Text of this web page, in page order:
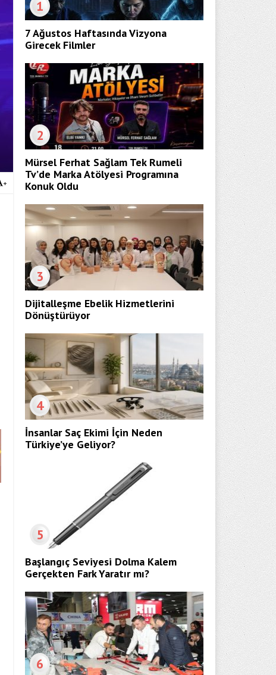
+
1
7 Ağustos Haftasında Vizyona
Girecek Filmler
2
Mürsel Ferhat Sağlam Tek Rumeli
Tv’de Marka Atölyesi Programına
Konuk Oldu
3
Dijitalleşme Ebelik Hizmetlerini
Dönüştürüyor
4
İnsanlar Saç Ekimi İçin Neden
Türkiye’ye Geliyor?
5
Başlangıç Seviyesi Dolma Kalem
Gerçekten Fark Yaratır mı?
6